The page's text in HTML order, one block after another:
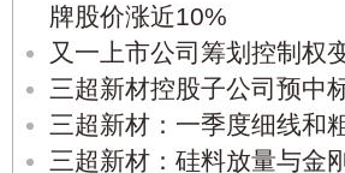
牌股价涨近10%
又一上市公司筹划控制权
三超新材控股子公司预中
三超新材：一季度细线和
三超新材：硅料放量与金